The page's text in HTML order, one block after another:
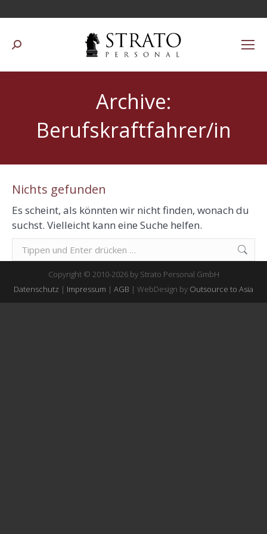
Suchen:
Archive:
Berufskraftfahrer/in
Nichts gefunden
Es scheint, als könnten wir nicht finden, wonach du
suchst. Vielleicht kann eine Suche helfen.
Suchen:
Copyright © 2010-2026 by Strato Personal GmbH
Datenschutz | Impressum | AGB | WebDesign by Outsource to Asia